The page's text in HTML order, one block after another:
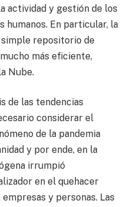
actividad y gestión de los
humanos. En particular, la
repositorio de
más eficiente,
Nube.
de las tendencias
considerar el
de la pandemia
y por ende, en la
irrumpió
en el quehacer
y personas. Las